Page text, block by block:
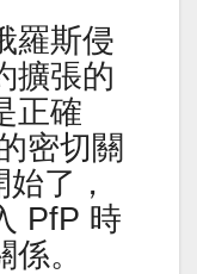
羅斯侵
擴張的
正確
密切關
了，
PfP 時
。